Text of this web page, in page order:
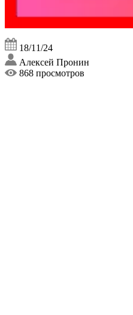
18/11/24
Алексей Пронин
868 просмотров